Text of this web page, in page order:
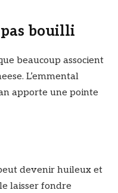
bouilli
beaucoup associent
L’emmental
apporte une pointe
devenir huileux et
laisser fondre